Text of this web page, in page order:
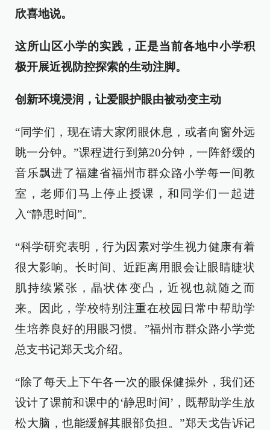
欣喜地说。
这所山区小学的实践，正是当前各地中小学积
极开展近视防控探索的生动注脚。
创新环境浸润，让爱眼护眼由被动变主动
“同学们，现在请大家闭眼休息，或者向窗外远
眺一分钟。”课程进行到第20分钟，一阵舒缓的
音乐飘进了福建省福州市群众路小学每一间教
室，老师们马上停止授课，和同学们一起进
入“静思时间”。
“科学研究表明，行为因素对学生视力健康有着
很大影响。长时间、近距离用眼会让眼睛睫状
肌持续紧张，晶状体变凸，近视也就随之而
来。因此，学校特别注重在校园日常中帮助学
生培养良好的用眼习惯。”福州市群众路小学党
总支书记郑天戈介绍。
“除了每天上下午各一次的眼保健操外，我们还
设计了课前和课中的‘静思时间’，既帮助学生放
松大脑，也能缓解其眼部负担。”郑天戈告诉记